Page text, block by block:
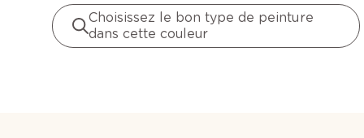
Choisissez le bon type de peinture
dans cette couleur